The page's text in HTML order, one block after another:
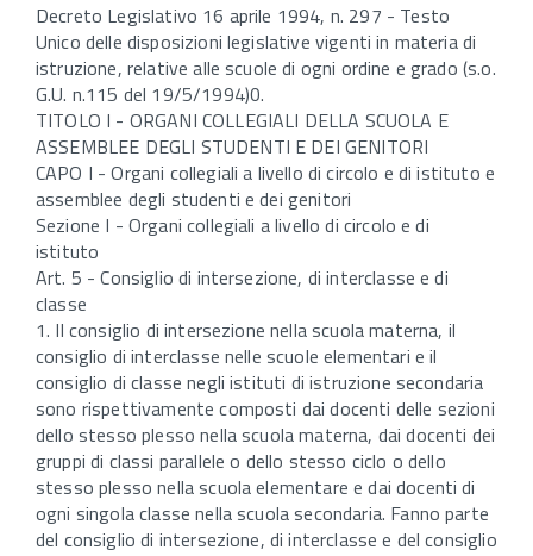
Decreto Legislativo 16 aprile 1994, n. 297 - Testo
Unico delle disposizioni legislative vigenti in materia di
istruzione, relative alle scuole di ogni ordine e grado (s.o.
G.U. n.115 del 19/5/1994)0.
TITOLO I - ORGANI COLLEGIALI DELLA SCUOLA E
ASSEMBLEE DEGLI STUDENTI E DEI GENITORI
CAPO I - Organi collegiali a livello di circolo e di istituto e
assemblee degli studenti e dei genitori
Sezione I - Organi collegiali a livello di circolo e di
istituto
Art. 5 - Consiglio di intersezione, di interclasse e di
classe
1. Il consiglio di intersezione nella scuola materna, il
consiglio di interclasse nelle scuole elementari e il
consiglio di classe negli istituti di istruzione secondaria
sono rispettivamente composti dai docenti delle sezioni
dello stesso plesso nella scuola materna, dai docenti dei
gruppi di classi parallele o dello stesso ciclo o dello
stesso plesso nella scuola elementare e dai docenti di
ogni singola classe nella scuola secondaria. Fanno parte
del consiglio di intersezione, di interclasse e del consiglio